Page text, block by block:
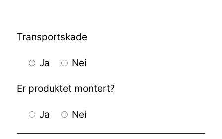
Transportskade
Ja Nei
Er produktet montert?
Ja Nei